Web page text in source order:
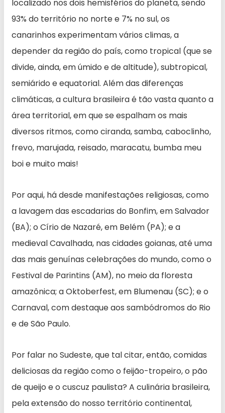
localizado nos dois hemisférios do planeta, sendo
93% do território no norte e 7% no sul, os
canarinhos experimentam vários climas, a
depender da região do país, como tropical (que se
divide, ainda, em úmido e de altitude), subtropical,
semiárido e equatorial. Além das diferenças
climáticas, a cultura brasileira é tão vasta quanto a
área territorial, em que se espalham os mais
diversos ritmos, como ciranda, samba, caboclinho,
frevo, marujada, reisado, maracatu, bumba meu
boi e muito mais!
Por aqui, há desde manifestações religiosas, como
a lavagem das escadarias do Bonfim, em Salvador
(BA); o Círio de Nazaré, em Belém (PA); e a
medieval Cavalhada, nas cidades goianas, até uma
das mais genuínas celebrações do mundo, como o
Festival de Parintins (AM), no meio da floresta
amazônica; a Oktoberfest, em Blumenau (SC); e o
Carnaval, com destaque aos sambódromos do Rio
e de São Paulo.
Por falar no Sudeste, que tal citar, então, comidas
deliciosas da região como o feijão-tropeiro, o pão
de queijo e o cuscuz paulista? A culinária brasileira,
pela extensão do nosso território continental,